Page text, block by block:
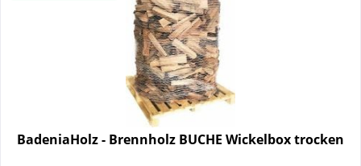
BadeniaHolz - Brennholz BUCHE Wickelbox trocken